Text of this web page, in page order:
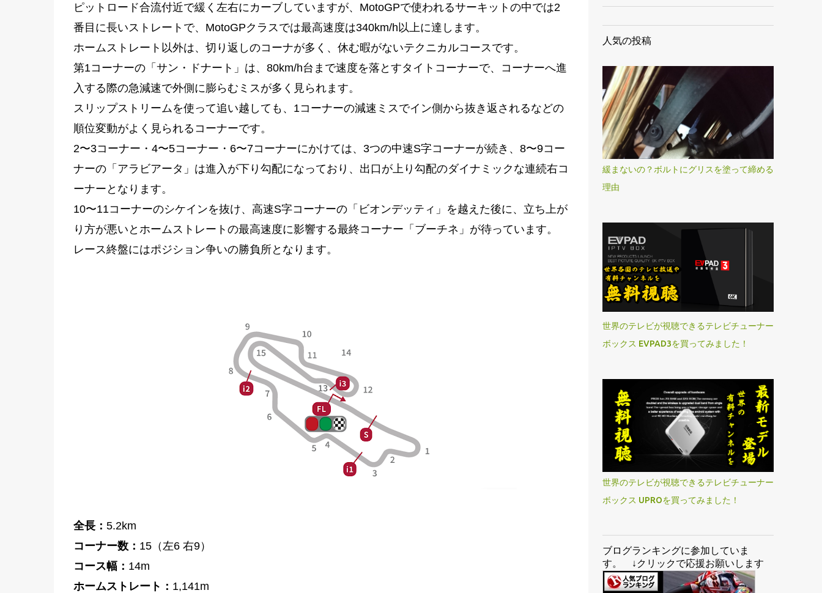
ピットロード合流付近で緩く左右にカーブしていますが、MotoGPで使われるサーキットの中では2
番目に長いストレートで、MotoGPクラスでは最高速度は340km/h以上に達します。
ホームストレート以外は、切り返しのコーナが多く、休む暇がないテクニカルコースです。
第1コーナーの「サン・ドナート」は、80km/h台まで速度を落とすタイトコーナーで、コーナーへ進
入する際の急減速で外側に膨らむミスが多く見られます。
スリップストリームを使って追い越しても、1コーナーの減速ミスでイン側から抜き返されるなどの
順位変動がよく見られるコーナーです。
2〜3コーナー・4〜5コーナー・6〜7コーナーにかけては、3つの中速S字コーナーが続き、8〜9コー
ナーの「アラビアータ」は進入が下り勾配になっており、出口が上り勾配のダイナミックな連続右コ
ーナーとなります。
10〜11コーナーのシケインを抜け、高速S字コーナーの「ビオンデッティ」を越えた後に、立ち上が
り方が悪いとホームストレートの最高速度に影響する最終コーナー「ブーチネ」が待っています。
レース終盤にはポジション争いの勝負所となります。
全長： 5.2km
コーナー数： 15（左6 右9）
コース幅： 14m
ホームストレート： 1,141m
人気の投稿
緩まないの？ボルトにグリスを塗って締める
理由
世界のテレビが視聴できるテレビチューナー
ボックス EVPAD3を買ってみました！
世界のテレビが視聴できるテレビチューナー
ボックス UPROを買ってみました！
ブログランキングに参加していま
す。 ↓クリックで応援お願いします